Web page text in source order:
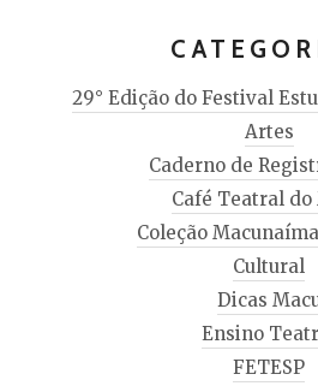
29° Edição do Festival
Artes
Caderno de
Café Teatral do
Coleção
Cultural
Dicas
Ensino
FETESP